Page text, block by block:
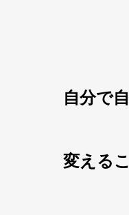
自分で
変える